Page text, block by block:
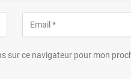
sur ce navigateur pour mon